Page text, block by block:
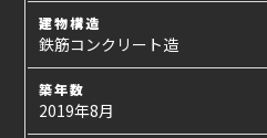
建物構造
鉄筋コンクリート造
築年数
2019年8月